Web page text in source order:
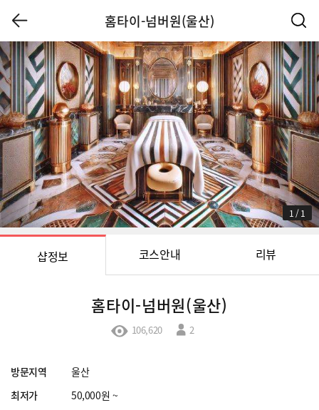
홈타이-넘버원(울산)
1 /1
샵정보 코스안내 리뷰
홈타이-넘버원(울산)
106,620 2
방문지역
울산
최저가
50,000원 ~